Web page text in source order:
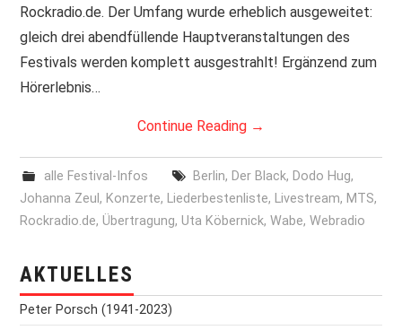
IMPRESSUM
Rockradio.de. Der Umfang wurde erheblich ausgeweitet:
gleich drei abendfüllende Hauptveranstaltungen des
Festivals werden komplett ausgestrahlt! Ergänzend zum
Hörerlebnis…
Continue Reading →
alle Festival-Infos Berlin, Der Black, Dodo Hug,
Johanna Zeul, Konzerte, Liederbestenliste, Livestream, MTS,
Rockradio.de,Übertragung,Uta Köbernick,Wabe,Webradio
AKTUELLES
Peter Porsch (1941-2023)